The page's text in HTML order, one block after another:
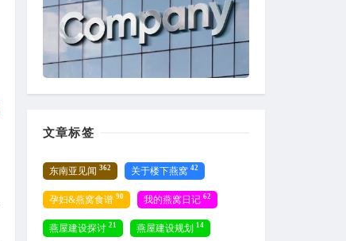
文章标签
东南亚见闻 362 关于楼下燕窝 42
孕妇&燕窝食谱 90 我的燕窝日记 62
燕屋建设探讨 21 燕屋建设规划 14